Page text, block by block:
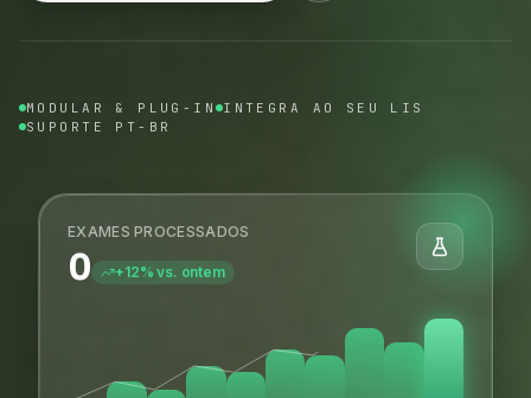
MODULAR & PLUG-IN INTEGRA AO SEU LIS
SUPORTE PT-BR
EXAMES PROCESSADOS
0 +12% vs. ontem